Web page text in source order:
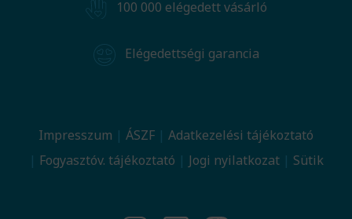
100 000 elégedett vásárló
Elégedettségi garancia
Impresszum ÁSZF
Adatkezelési tájékoztató
Fogyasztóv. tájékoztató
Jogi nyilatkozat Sütik